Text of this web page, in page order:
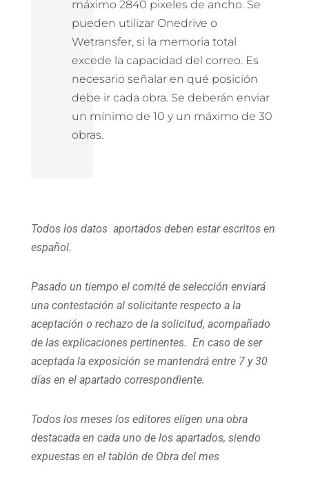
máximo 2840 pixeles de ancho. Se
pueden utilizar Onedrive o
Wetransfer, si la memoria total
excede la capacidad del correo. Es
necesario señalar en qué posición
debe ir cada obra. Se deberán enviar
un mínimo de 10 y un máximo de 30
obras.
Todos los datos aportados deben estar escritos en
español.
Pasado un tiempo el comité de selección enviará
una contestación al solicitante respecto a la
aceptación o rechazo de la solicitud, acompañado
de las explicaciones pertinentes. En caso de ser
aceptada la exposición se mantendrá entre 7 y 30
días en el apartado correspondiente.
Todos los meses los editores eligen una obra
destacada en cada uno de los apartados, siendo
expuestas en el tablón de Obra del mes